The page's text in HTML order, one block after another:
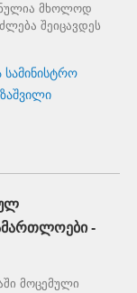
მხოლოდ
შეიცავდეს
სამინისტრო
-
მოცემული